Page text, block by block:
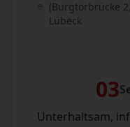
(Burgtorbrücke
Lübeck
03
Unterhaltsam,